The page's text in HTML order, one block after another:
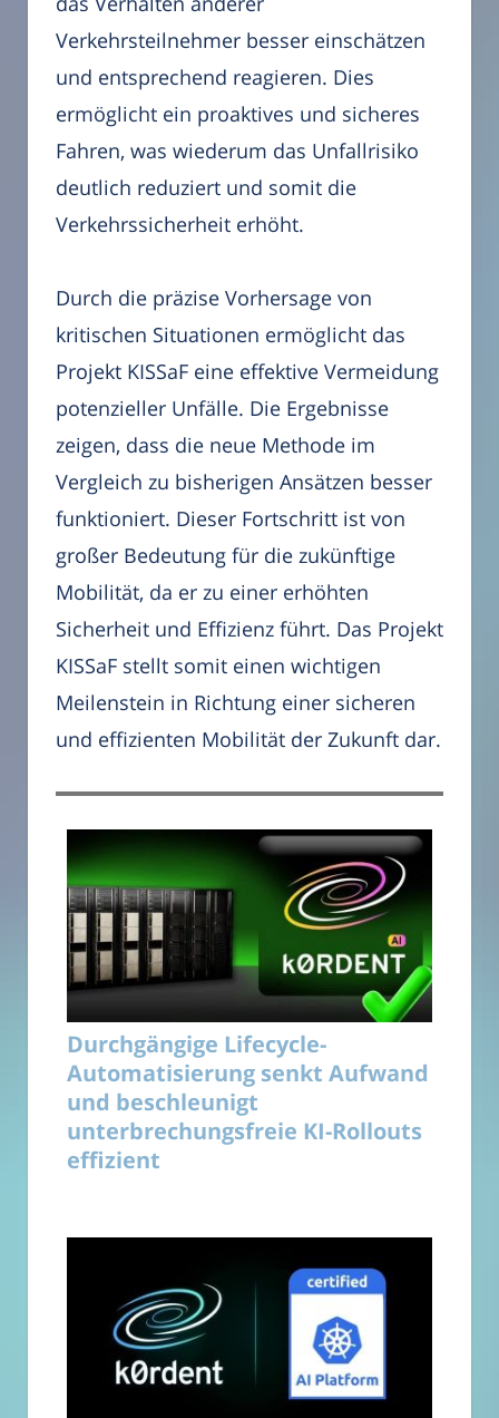
Verkehrsteilnehmer besser einschätzen
und entsprechend reagieren. Dies
ermöglicht ein proaktives und sicheres
Fahren, was wiederum das Unfallrisiko
deutlich reduziert und somit die
Verkehrssicherheit erhöht.
Durch die präzise Vorhersage von
kritischen Situationen ermöglicht das
Projekt KISSaF eine effektive Vermeidung
potenzieller Unfälle. Die Ergebnisse
zeigen, dass die neue Methode im
Vergleich zu bisherigen Ansätzen besser
funktioniert. Dieser Fortschritt ist von
großer Bedeutung für die zukünftige
Mobilität, da er zu einer erhöhten
Sicherheit und Effizienz führt. Das Projekt
KISSaF stellt somit einen wichtigen
Meilenstein in Richtung einer sicheren
und effizienten Mobilität der Zukunft dar.
Durchgängige Lifecycle-
Automatisierung senkt Aufwand
und beschleunigt
unterbrechungsfreie KI-Rollouts
effizient